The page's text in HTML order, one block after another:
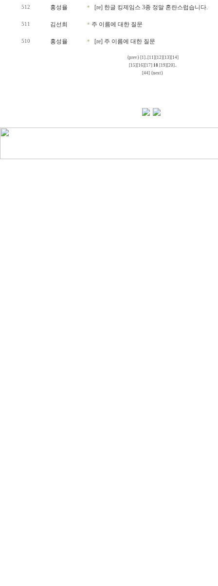
512 홍성율 * [re] 한글 킹제임스 3종 정말 혼란스럽습니다.
511 김선희 * 주 이름에 대한 질문
510 홍성율 * [re] 주 이름에 대한 질문
{prev} [1]..[11] [12] [13] [14]
[15] [16] [17] 18 [19] [20]..
[44] {next}